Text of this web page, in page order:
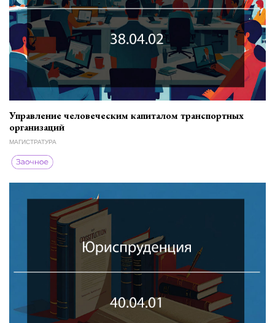
Управление человеческим капиталом транспортных
организаций
МАГИСТРАТУРА